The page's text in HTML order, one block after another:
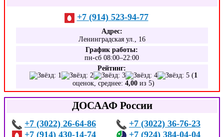
+7 (914) 523-94-77
Адрес:
Ленинградская ул., 16
График работы:
пн-сб 08:00–22:00
Рейтинг:
(1
оценок, среднее:4,00 из 5)
ДОСААФ России
+7 (3022) 26-64-86
+7 (3022) 36-76-23
+7 (914) 430-14-74
+7 (924) 384-04-04